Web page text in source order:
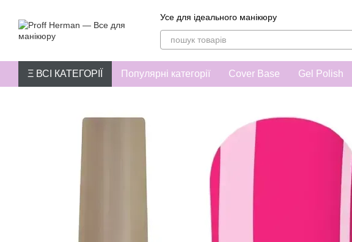
Усе для ідеального манікюру
Ξ ВСІ КАТЕГОРІЇ Популярні категорії Cover Base Gel Polish